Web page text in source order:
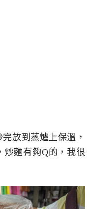
放到蒸爐上保溫，
炒麵有夠Q的，我很